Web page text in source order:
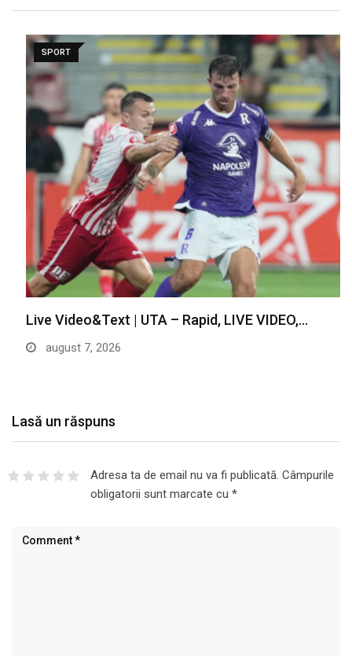
SPORT
Live Video&Text | UTA – Rapid, LIVE VIDEO,…
august 7, 2026
Lasă un răspuns
Adresa ta de email nu va fi publicată. Câmpurile
obligatorii sunt marcate cu *